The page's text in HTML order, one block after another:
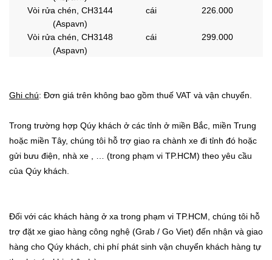
Vòi rửa chén, CH3144
(Aspavn)
cái 226.000
Vòi rửa chén, CH3148
(Aspavn)
cái 299.000
Ghi chú: Đơn giá trên không bao gồm thuế VAT và vận chuyển.
Trong trường hợp Qúy khách ở các tỉnh ở miền Bắc, miền Trung
hoặc miền Tây, chúng tôi hỗ trợ giao ra chành xe đi tỉnh đó hoặc
gửi bưu điện, nhà xe , … (trong phạm vi TP.HCM) theo yêu cầu
của Qúy khách.
Đối với các khách hàng ở xa trong phạm vi TP.HCM, chúng tôi hỗ
trợ đặt xe giao hàng công nghệ (Grab / Go Viet) đến nhận và giao
hàng cho Qúy khách, chi phí phát sinh vận chuyển khách hàng tự